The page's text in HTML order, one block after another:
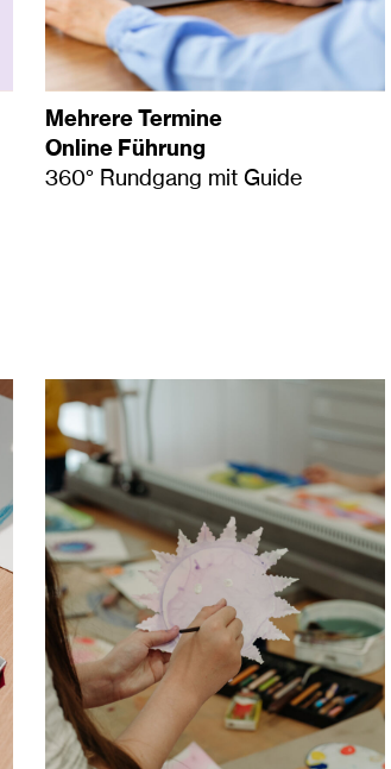
Mehrere Termine
Online Führung
360° Rundgang mit Guide